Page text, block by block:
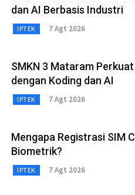
dan AI Berbasis Industri
IPTEK 7 Agt 2026
SMKN 3 Mataram
dengan Koding dan AI
IPTEK 7 Agt 2026
Mengapa Registrasi SIM
Biometrik?
IPTEK 7 Agt 2026